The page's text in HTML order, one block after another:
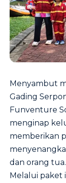
Menyambut
Gading
Funventure
menginap
memberikan
dan orang tua.
Melalui paket